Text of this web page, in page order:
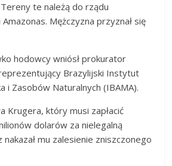
te należą do rządu
Mężczyzna przyznał się
hodowcy wniósł prokurator
Brazylijski Instytut
i Zasobów Naturalnych (IBAMA).
Krugera, który musi zapłacić
dolarów za nielegalną
mu zalesienie zniszczonego